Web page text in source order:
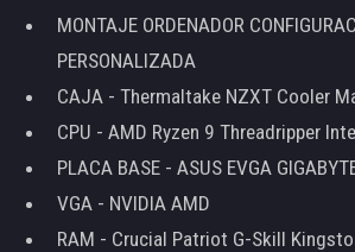
MONTAJE ORDENADOR
PERSONALIZADA
CAJA - Thermaltake NZXT Cooler
CPU - AMD Ryzen 9 Threadripper
PLACA BASE - ASUS EVGA
VGA - NVIDIA AMD
RAM - Crucial Patriot G-Skill